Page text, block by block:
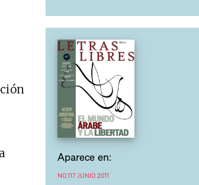
Aparece en:
NO.117 JUNIO 2011